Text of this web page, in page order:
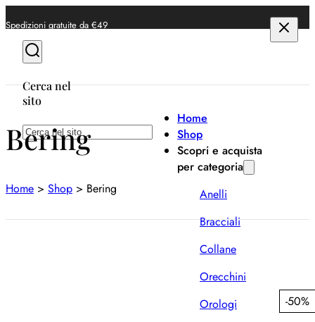
Spedizioni gratuite da €49
Cerca nel
sito
Cerca
Home
Shop
Scopri e acquista
per categoria
Anelli
Bracciali
Collane
Orecchini
Orologi
Bering
Home > Shop > Bering
-50%